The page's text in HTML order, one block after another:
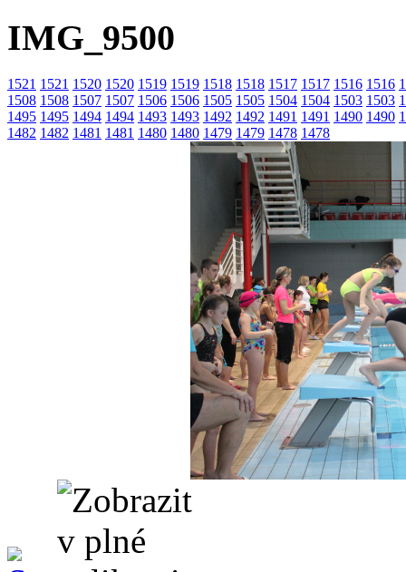
IMG_9500
1521 1521 1520 1520 1519 1519 1518 1518 1517 1517 1516 1516
1508 1508 1507 1507 1506 1506 1505 1505 1504 1504 1503 1503
1495 1495 1494 1494 1493 1493 1492 1492 1491 1491 1490 1490
1482 1482 1481 1481 1480 1480 1479 1479 1478 1478